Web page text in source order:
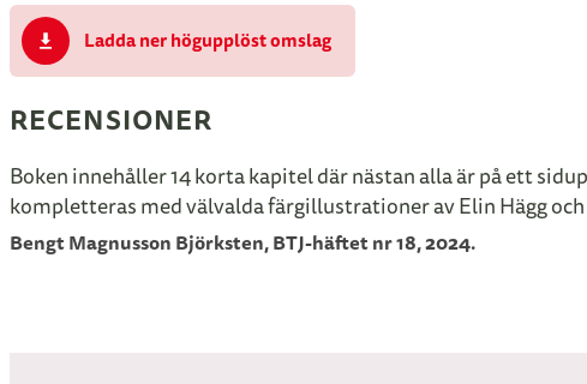
Ladda ner högupplöst omslag
RECENSIONER
Boken innehåller 14 korta kapitel där nästan alla är på ett
kompletteras med välvalda färgillustrationer av Elin Hägg
Bengt Magnusson Björksten, BTJ-häftet nr 18, 2024.